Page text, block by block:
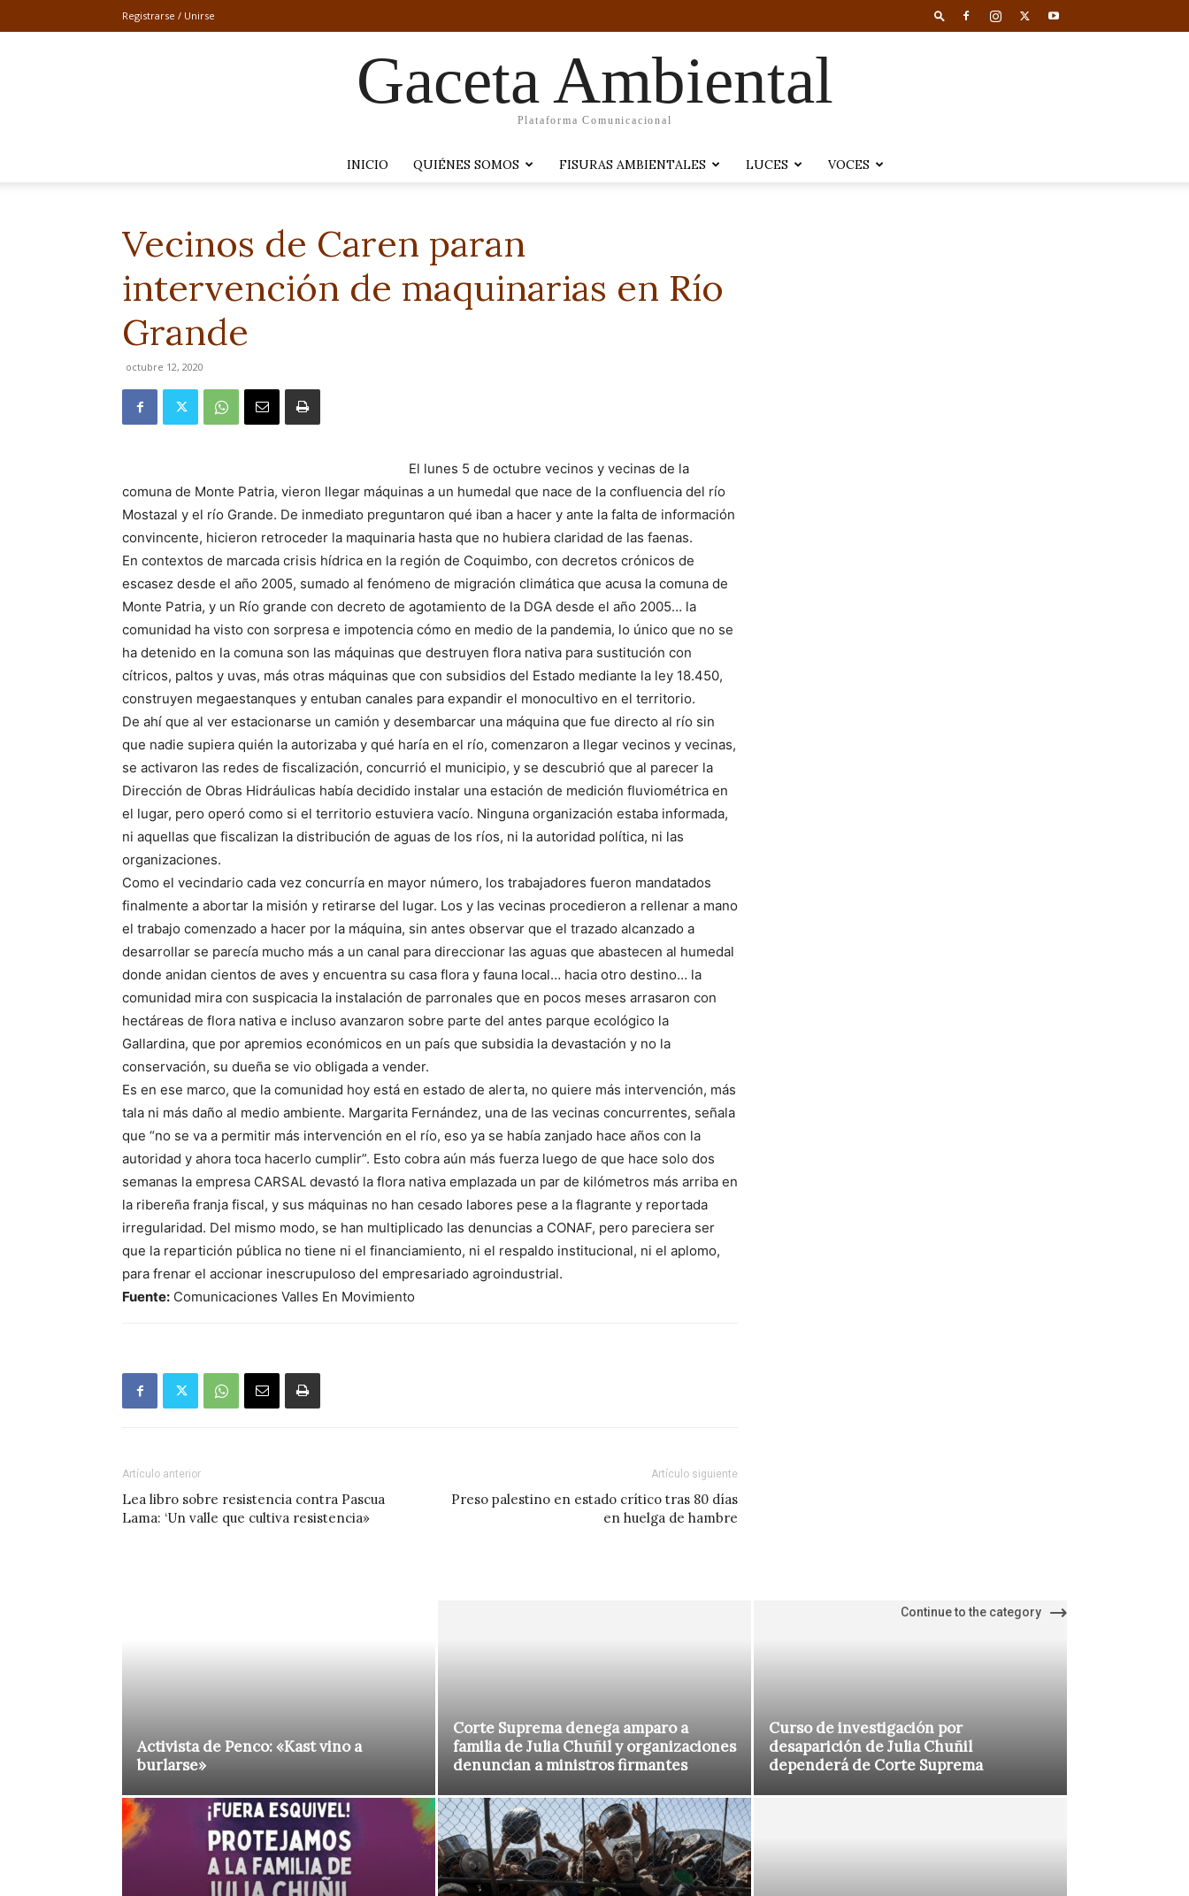
Registrarse / Unirse
Gaceta Ambiental
Plataforma Comunicacional
INICIO QUIÉNES SOMOS FISURAS AMBIENTALES LUCES VOCES
Vecinos de Caren paran
intervención de maquinarias en Río
Grande
octubre 12, 2020
El lunes 5 de octubre vecinos y vecinas de la
comuna de Monte Patria, vieron llegar máquinas a un humedal que nace de la confluencia del río
Mostazal y el río Grande. De inmediato preguntaron qué iban a hacer y ante la falta de información
convincente, hicieron retroceder la maquinaria hasta que no hubiera claridad de las faenas.
En contextos de marcada crisis hídrica en la región de Coquimbo, con decretos crónicos de
escasez desde el año 2005, sumado al fenómeno de migración climática que acusa la comuna de
Monte Patria, y un Río grande con decreto de agotamiento de la DGA desde el año 2005… la
comunidad ha visto con sorpresa e impotencia cómo en medio de la pandemia, lo único que no se
ha detenido en la comuna son las máquinas que destruyen flora nativa para sustitución con
cítricos, paltos y uvas, más otras máquinas que con subsidios del Estado mediante la ley 18.450,
construyen megaestanques y entuban canales para expandir el monocultivo en el territorio.
De ahí que al ver estacionarse un camión y desembarcar una máquina que fue directo al río sin
que nadie supiera quién la autorizaba y qué haría en el río, comenzaron a llegar vecinos y vecinas,
se activaron las redes de fiscalización, concurrió el municipio, y se descubrió que al parecer la
Dirección de Obras Hidráulicas había decidido instalar una estación de medición fluviométrica en
el lugar, pero operó como si el territorio estuviera vacío. Ninguna organización estaba informada,
ni aquellas que fiscalizan la distribución de aguas de los ríos, ni la autoridad política, ni las
organizaciones.
Como el vecindario cada vez concurría en mayor número, los trabajadores fueron mandatados
finalmente a abortar la misión y retirarse del lugar. Los y las vecinas procedieron a rellenar a mano
el trabajo comenzado a hacer por la máquina, sin antes observar que el trazado alcanzado a
desarrollar se parecía mucho más a un canal para direccionar las aguas que abastecen al humedal
donde anidan cientos de aves y encuentra su casa flora y fauna local… hacia otro destino… la
comunidad mira con suspicacia la instalación de parronales que en pocos meses arrasaron con
hectáreas de flora nativa e incluso avanzaron sobre parte del antes parque ecológico la
Gallardina, que por apremios económicos en un país que subsidia la devastación y no la
conservación, su dueña se vio obligada a vender.
Es en ese marco, que la comunidad hoy está en estado de alerta, no quiere más intervención, más
tala ni más daño al medio ambiente. Margarita Fernández, una de las vecinas concurrentes, señala
que “no se va a permitir más intervención en el río, eso ya se había zanjado hace años con la
autoridad y ahora toca hacerlo cumplir”. Esto cobra aún más fuerza luego de que hace solo dos
semanas la empresa CARSAL devastó la flora nativa emplazada un par de kilómetros más arriba en
la ribereña franja fiscal, y sus máquinas no han cesado labores pese a la flagrante y reportada
irregularidad. Del mismo modo, se han multiplicado las denuncias a CONAF, pero pareciera ser
que la repartición pública no tiene ni el financiamiento, ni el respaldo institucional, ni el aplomo,
para frenar el accionar inescrupuloso del empresariado agroindustrial.
Fuente: Comunicaciones Valles En Movimiento
Artículo anterior
Lea libro sobre resistencia contra Pascua
Lama: ‘Un valle que cultiva resistencia»
Artículo siguiente
Preso palestino en estado crítico tras 80 días
en huelga de hambre
Continue to the category
Activista de Penco: «Kast vino a
burlarse»
Corte Suprema denega amparo a
familia de Julia Chuñil y organizaciones
denuncian a ministros firmantes
Curso de investigación por
desaparición de Julia Chuñil
dependerá de Corte Suprema